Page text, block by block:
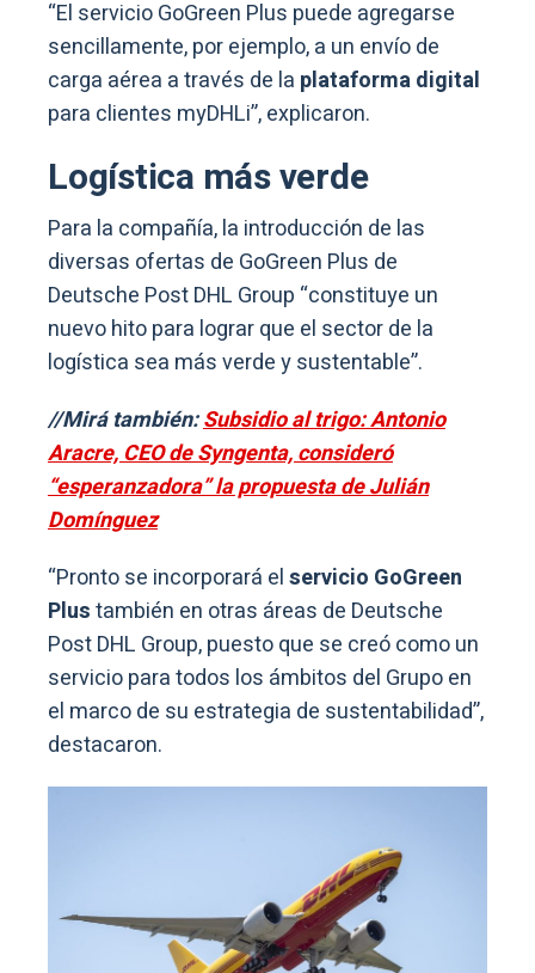
“El servicio GoGreen Plus puede agregarse
sencillamente, por ejemplo, a un envío de
carga aérea a través de la plataforma digital
para clientes myDHLi”, explicaron.
Logística más verde
Para la compañía, la introducción de las
diversas ofertas de GoGreen Plus de
Deutsche Post DHL Group “constituye un
nuevo hito para lograr que el sector de la
logística sea más verde y sustentable”.
//Mirá también:Subsidio al trigo: Antonio
Aracre, CEO de Syngenta, consideró
“esperanzadora” la propuesta de Julián
Domínguez
“Pronto se incorporará elservicio GoGreen
Plustambién en otras áreas de Deutsche
Post DHL Group, puesto que se creó como un
servicio para todos los ámbitos del Grupo en
el marco de su estrategia de sustentabilidad”,
destacaron.